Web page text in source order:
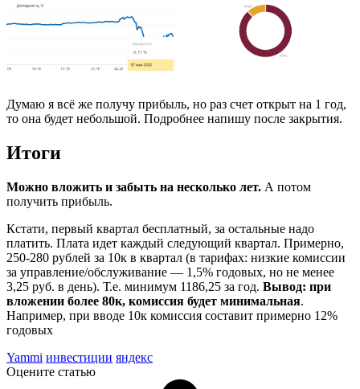
Думаю я всё же получу прибыль, но раз счет открыт на 1 год,
то она будет небольшой. Подробнее напишу после закрытия.
Итоги
Можно вложить и забыть на несколько лет. А потом
получить прибыль.
Кстати, первый квартал бесплатный, за остальные надо
платить. Плата идет каждый следующий квартал. Примерно,
250-280 рублей за 10к в квартал (в тарифах: низкие комиссии
за управление/обслуживание — 1,5% годовых, но не менее
3,25 руб. в день). Т.е. минимум 1186,25 за год. Вывод: при
вложении более 80к, комиссия будет минимальная.
Например, при вводе 10к комиссия составит примерно 12%
годовых
Yammi инвестиции яндекс
Оцените статью